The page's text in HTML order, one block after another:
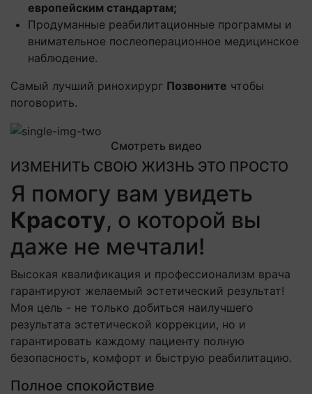
европейским стандартам;
Продуманные реабилитационные программы и
внимательное послеоперационное медицинское
наблюдение.
Самый лучший ринохирург Позвоните чтобы
поговорить.
Смотреть видео
ИЗМЕНИТЬ СВОЮ ЖИЗНЬ ЭТО ПРОСТО
Я помогу вам увидеть
Красоту, о которой вы
даже не мечтали!
Высокая квалификация и профессионализм врача
гарантируют желаемый эстетический результат!
Моя цель - не только добиться наилучшего
результата эстетической коррекции, но и
гарантировать каждому пациенту полную
безопасность, комфорт и быструю реабилитацию.
Полное спокойствие